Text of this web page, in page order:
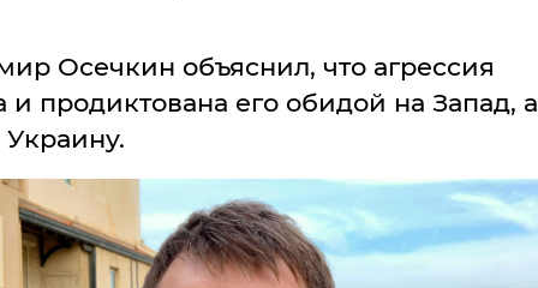
Мнение
Пресса
Шоу-биз
Украина
Спорт
Культура
Война на Донбассе и в
Лайф стайл
Осечкин объяснил, что агрессия
и продиктована его обидой на Запад,
Украину.